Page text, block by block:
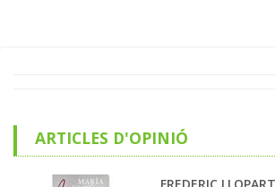
ARTICLES D'OPINIÓ
FREDERIC LLOPART